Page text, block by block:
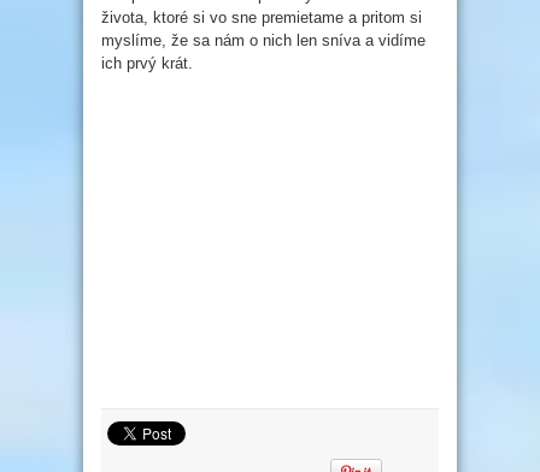
života, ktoré si vo sne premietame a pritom si
myslíme, že sa nám o nich len sníva a vidíme
ich prvý krát.